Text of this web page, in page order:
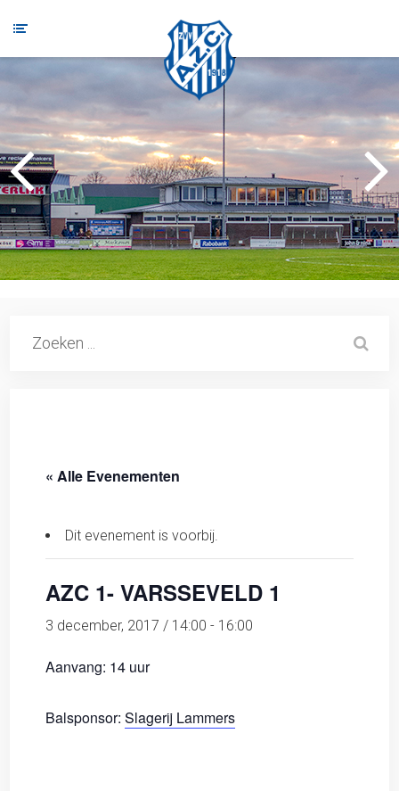
« Alle Evenementen
Dit evenement is voorbij.
AZC 1- VARSSEVELD 1
3 december, 2017 / 14:00 - 16:00
Aanvang: 14 uur
Balsponsor:Slagerij Lammers